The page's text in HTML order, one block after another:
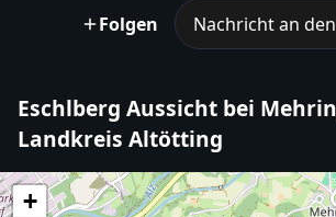
Folgen Nachricht an
Eschlberg Aussicht bei
Landkreis Altötting
+